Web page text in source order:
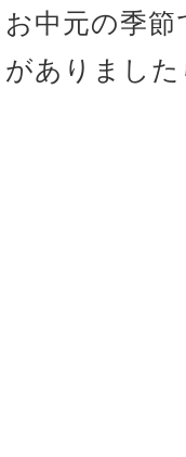
お中元の季
がありまし